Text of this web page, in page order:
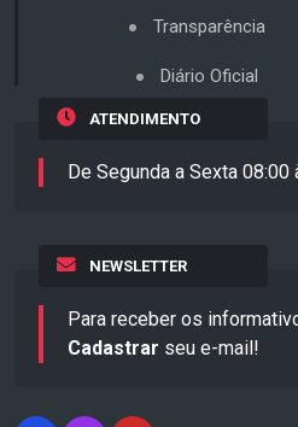
Transparência
Diário Oficial
ATENDIMENTO
De Segunda a Sexta 08:00
NEWSLETTER
Para receber os
Cadastrar seu e-mail!